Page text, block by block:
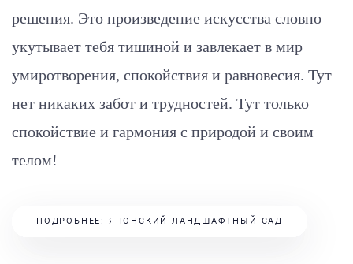
решения. Это произведение искусства словно
укутывает тебя тишиной и завлекает в мир
умиротворения, спокойствия и равновесия. Тут
нет никаких забот и трудностей. Тут только
спокойствие и гармония с природой и своим
телом!
ПОДРОБНЕЕ: ЯПОНСКИЙ ЛАНДШАФТНЫЙ САД